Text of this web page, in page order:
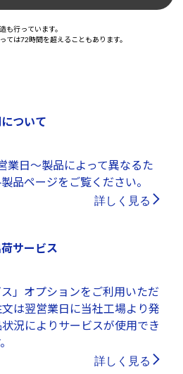
も行っています。
ては72時間を超えることもあります。
ついて
業日～製品によって異なるた
品ページをご覧ください。
詳しく見る
サービス
ス」オプションをご利用いただ
は翌営業日に当社工場より発
況によりサービスが使用でき
詳しく見る